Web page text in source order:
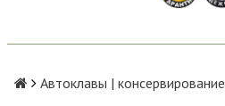
Автоклавы | консервирование